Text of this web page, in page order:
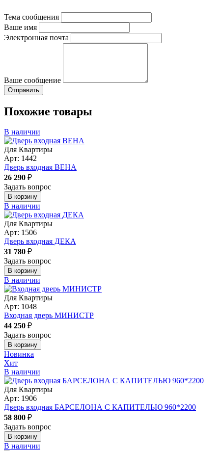
Тема сообщения
Ваше имя
Электронная почта
Ваше сообщение
Похожие товары
В наличии
Для Квартиры
Арт: 1442
Дверь входная ВЕНА
26 290 ₽
Задать вопрос
В корзину
В наличии
Для Квартиры
Арт: 1506
Дверь входная ДЕКА
31 780 ₽
Задать вопрос
В корзину
В наличии
Для Квартиры
Арт: 1048
Входная дверь МИНИСТР
44 250 ₽
Задать вопрос
В корзину
Новинка
Хит
В наличии
Для Квартиры
Арт: 1906
Дверь входная БАРСЕЛОНА С КАПИТЕЛЬЮ 960*2200
58 800 ₽
Задать вопрос
В корзину
В наличии